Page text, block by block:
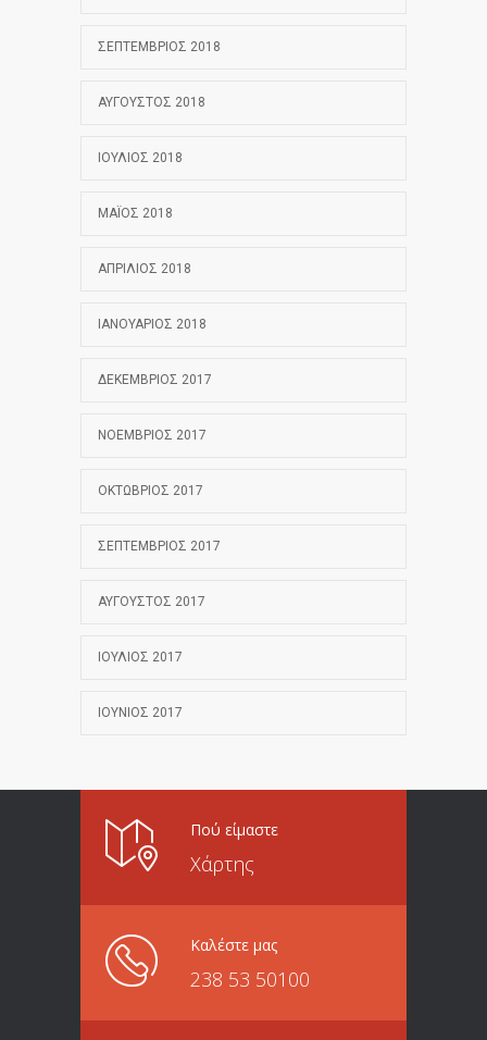
ΣΕΠΤΈΜΒΡΙΟΣ 2018
ΑΎΓΟΥΣΤΟΣ 2018
ΙΟΎΛΙΟΣ 2018
ΜΆΙΟΣ 2018
ΑΠΡΊΛΙΟΣ 2018
ΙΑΝΟΥΆΡΙΟΣ 2018
ΔΕΚΈΜΒΡΙΟΣ 2017
ΝΟΈΜΒΡΙΟΣ 2017
ΟΚΤΏΒΡΙΟΣ 2017
ΣΕΠΤΈΜΒΡΙΟΣ 2017
ΑΎΓΟΥΣΤΟΣ 2017
ΙΟΎΛΙΟΣ 2017
ΙΟΎΝΙΟΣ 2017
Πού είμαστε
Χάρτης
Καλέστε μας
238 53 50100